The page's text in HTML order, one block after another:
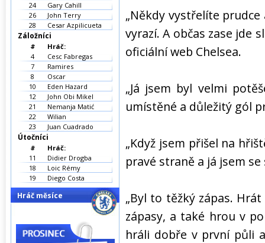
„Někdy vystřelíte
vyrazí. A občas zase jde
oficiální web Chelsea.
„Já jsem byl velmi
umístěné a důležitý gól
„Když jsem přišel na
pravé straně a já jsem
„Byl to těžký zápas.
zápasy, a také hrou v
hráli dobře v první půli
24
Gary Cahill
26
John Terry
28
Cesar Azpilicueta
Záložníci
#
Hráč:
4
Cesc Fabregas
7
Ramires
8
Oscar
10
Eden Hazard
12
John Obi Mikel
21
Nemanja Matić
22
Wilian
23
Juan Cuadrado
Útočníci
#
Hráč:
11
Didier Drogba
18
Loic Rémy
19
Diego Costa
Hráč měsíce